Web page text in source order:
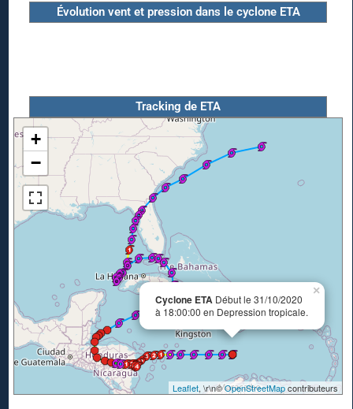
Évolution vent et pression dans le cyclone ETA
Tracking de ETA
Cyclone ETA Début le 31/10/2020
à 18:00:00 en Depression tropicale.
×
+
−
Leaflet, \r\n©OpenStreetMapcontributeurs